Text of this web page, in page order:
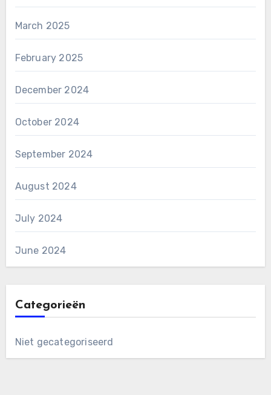
March 2025
February 2025
December 2024
October 2024
September 2024
August 2024
July 2024
June 2024
Categorieën
Niet gecategoriseerd